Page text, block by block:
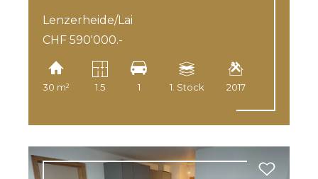
Lenzerheide/Lai
CHF 590'000.-
30 m² 1.5 1 1. Stock 2017